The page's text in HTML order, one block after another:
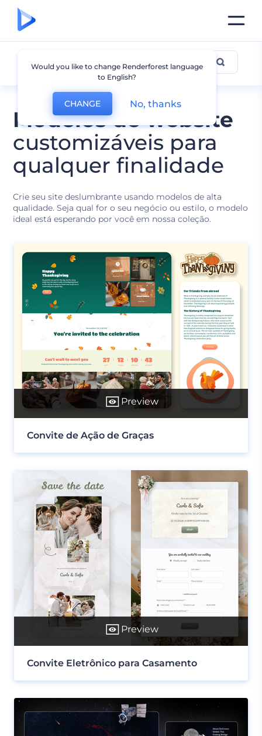
Modelos de website
customizáveis para
qualquer finalidade
Crie seu site deslumbrante usando modelos de alta
qualidade. Seja qual for o seu negócio ou estilo, o modelo
ideal está esperando por você em nossa coleção.
Todos os Modelos
Preview
Convite de Ação de Graças
Preview
Convite Eletrônico para Casamento
Would you like to change Renderforest language
to English?
CHANGE No, thanks